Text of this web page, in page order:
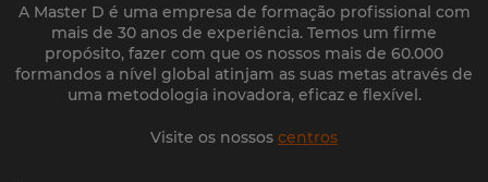
A Master D é uma empresa de formação profissional com
mais de 30 anos de experiência. Temos um firme
propósito, fazer com que os nossos mais de 60.000
formandos a nível global atinjam as suas metas através de
uma metodologia inovadora, eficaz e flexível.
Visite os nossos centros